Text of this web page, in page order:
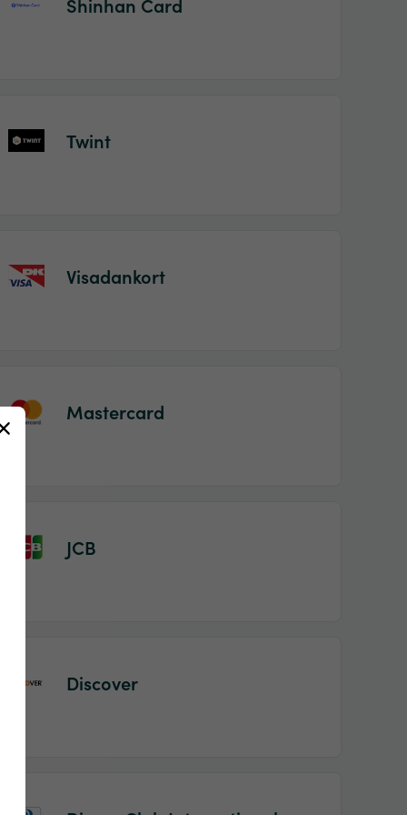
Twint
Visadankort
Mastercard
JCB
Discover